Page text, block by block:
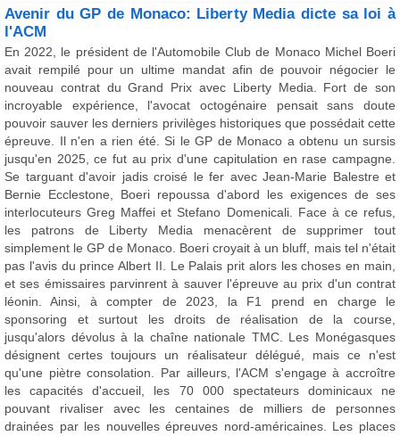
Avenir du GP de Monaco: Liberty Media dicte sa loi à
l'ACM
En 2022, le président de l'Automobile Club de Monaco Michel Boeri
avait rempilé pour un ultime mandat afin de pouvoir négocier le
nouveau contrat du Grand Prix avec Liberty Media. Fort de son
incroyable expérience, l'avocat octogénaire pensait sans doute
pouvoir sauver les derniers privilèges historiques que possédait cette
épreuve. Il n'en a rien été. Si le GP de Monaco a obtenu un sursis
jusqu'en 2025, ce fut au prix d'une capitulation en rase campagne.
Se targuant d'avoir jadis croisé le fer avec Jean-Marie Balestre et
Bernie Ecclestone, Boeri repoussa d'abord les exigences de ses
interlocuteurs Greg Maffei et Stefano Domenicali. Face à ce refus,
les patrons de Liberty Media menacèrent de supprimer tout
simplement le GP de Monaco. Boeri croyait à un bluff, mais tel n'était
pas l'avis du prince Albert II. Le Palais prit alors les choses en main,
et ses émissaires parvinrent à sauver l'épreuve au prix d'un contrat
léonin. Ainsi, à compter de 2023, la F1 prend en charge le
sponsoring et surtout les droits de réalisation de la course,
jusqu'alors dévolus à la chaîne nationale TMC. Les Monégasques
désignent certes toujours un réalisateur délégué, mais ce n'est
qu'une piètre consolation. Par ailleurs, l'ACM s'engage à accroître
les capacités d'accueil, les 70 000 spectateurs dominicaux ne
pouvant rivaliser avec les centaines de milliers de personnes
drainées par les nouvelles épreuves nord-américaines. Les places